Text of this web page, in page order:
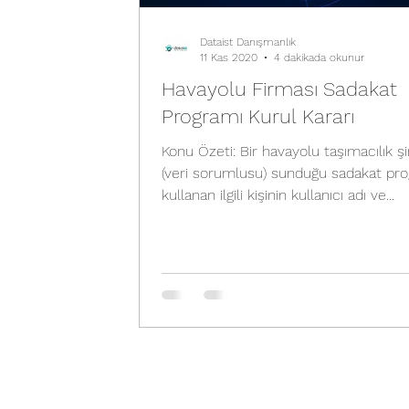
Havayolu Firması Sadakat
Programı Kurul Kararı
Konu Özeti: Bir havayolu taşımacılık
(veri sorumlusu) sunduğu sadakat
kullanan ilgili kişinin kullanıcı adı ve...
Dataist Danışmanlık
11 Kas 2020
4 dakikada okunur